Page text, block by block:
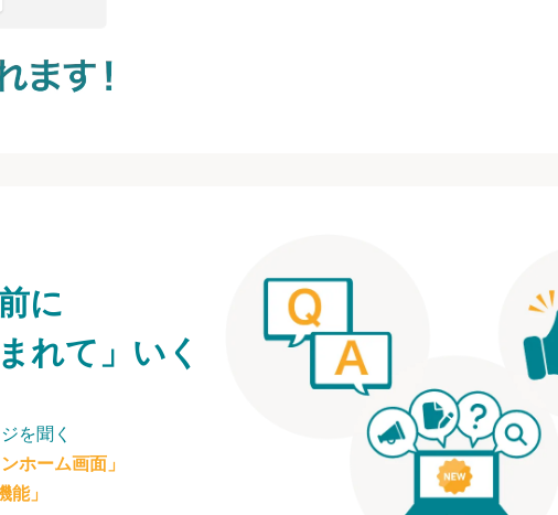
に
れて」いく
を聞く
ホーム画面」
能」